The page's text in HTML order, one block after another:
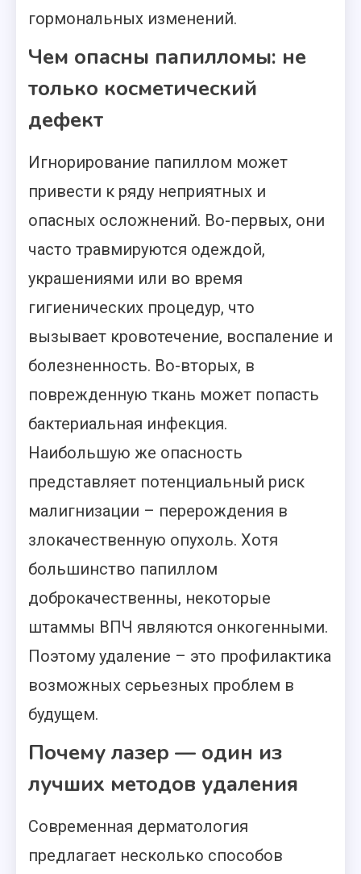
гормональных изменений.
Чем опасны папилломы: не
только косметический
дефект
Игнорирование папиллом может
привести к ряду неприятных и
опасных осложнений. Во-первых, они
часто травмируются одеждой,
украшениями или во время
гигиенических процедур, что
вызывает кровотечение, воспаление и
болезненность. Во-вторых, в
поврежденную ткань может попасть
бактериальная инфекция.
Наибольшую же опасность
представляет потенциальный риск
малигнизации – перерождения в
злокачественную опухоль. Хотя
большинство папиллом
доброкачественны, некоторые
штаммы ВПЧ являются онкогенными.
Поэтому удаление – это профилактика
возможных серьезных проблем в
будущем.
Почему лазер — один из
лучших методов удаления
Современная дерматология
предлагает несколько способов